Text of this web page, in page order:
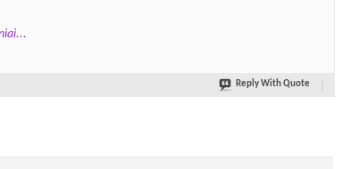
Reply With Quote